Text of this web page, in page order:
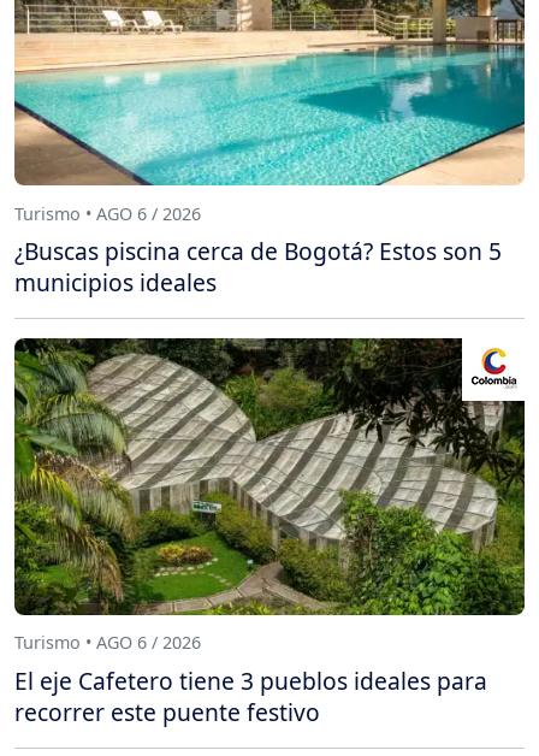
Turismo • AGO 6 / 2026
¿Buscas piscina cerca de Bogotá? Estos son 5
municipios ideales
Turismo • AGO 6 / 2026
El eje Cafetero tiene 3 pueblos ideales para
recorrer este puente festivo